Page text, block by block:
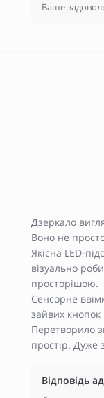
Ваше
Дзеркало
Воно не
Якісна LED-
візуально
просторішою.
Сенсорне
зайвих
Перетворило
простір. Дуже
Відповідь